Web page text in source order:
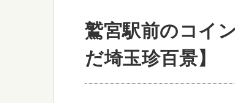
鷲宮駅前のコイ
だ埼玉珍百景】